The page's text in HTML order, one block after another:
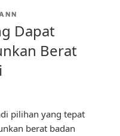
Dapat
Berat
pilihan yang tepat
berat badan